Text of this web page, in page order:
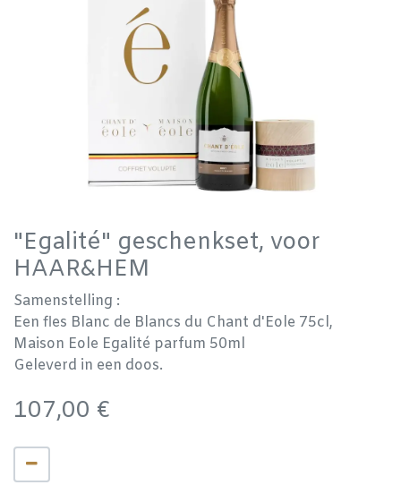
"Egalité" geschenkset, voor
HAAR&HEM
Samenstelling :
Een fles Blanc de Blancs du Chant d'Eole 75cl,
Maison Eole Egalité parfum 50ml
Geleverd in een doos.
107,00 €